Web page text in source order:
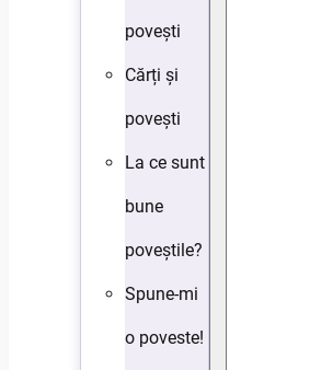
povești
Cărți și
povești
La ce sunt
bune
poveștile?
Spune-mi
o poveste!